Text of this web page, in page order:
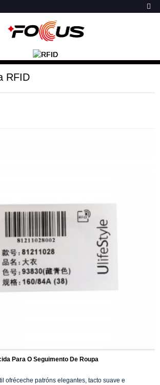
RFID
Para O Seguimento De Roupa
ofréceche patróns elegantes, tacto suave e